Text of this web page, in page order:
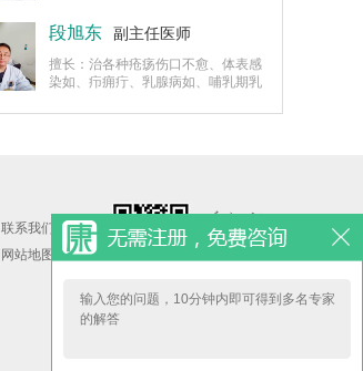
肿的手术及中医外治法。
段旭东 副主任医师
擅长：治各种疮疡伤口不愈、体表感
染如、疖痈疔、乳腺病如、哺乳期乳
腺炎、皮肤病的中医内外治疗及肛肠
联系我们
网站地图